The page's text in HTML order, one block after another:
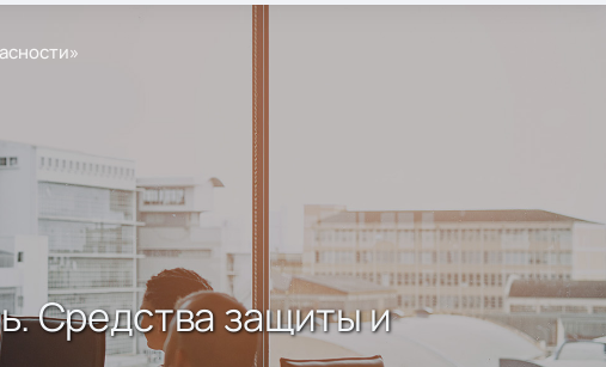
Средства защиты и